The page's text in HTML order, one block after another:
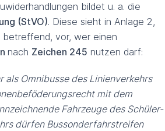
bildet u. a. die
(StVO). Diese sieht in Anlage 2,
vor, wer einen
nach Zeichen 245 nutzen darf:
als Omnibusse des Linienverkehrs
mit dem
Fahrzeuge des Schüler-
dürfen Bussonderfahrstreifen